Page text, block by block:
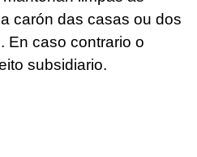
carón das casas ou dos
En caso contrario o
subsidiario.